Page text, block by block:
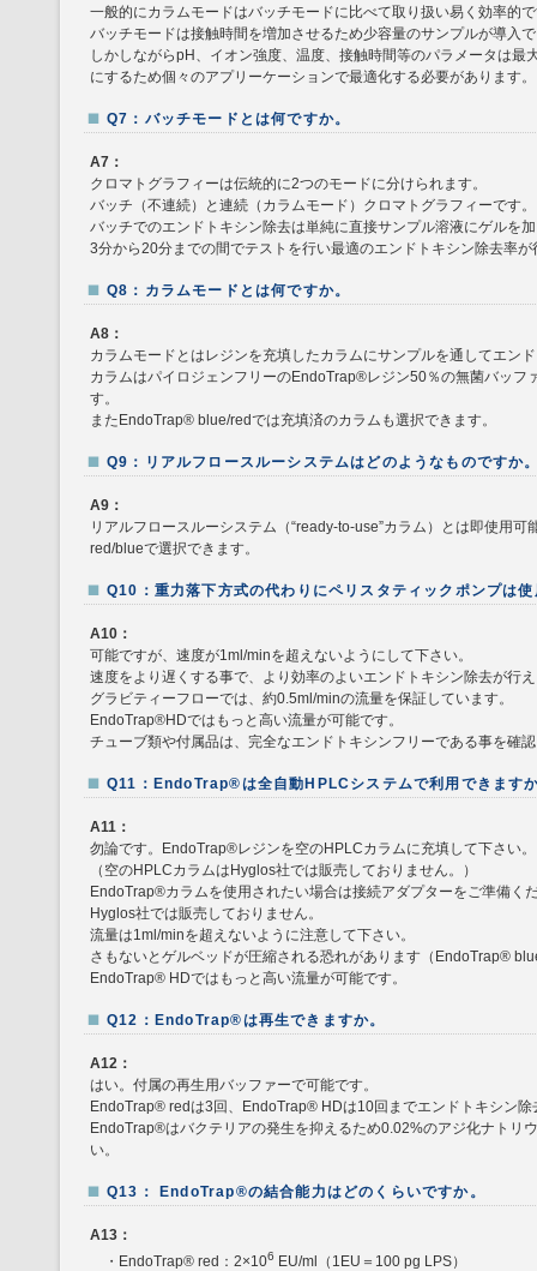
一般的にカラムモードはバッチモードに比べて取り扱い易く効率的
バッチモードは接触時間を増加させるため少容量のサンプルが導入
しかしながらpH、イオン強度、温度、接触時間等のパラメータは最
にするため個々のアプリーケーションで最適化する必要があります。
Q7：バッチモードとは何ですか。
A7：
クロマトグラフィーは伝統的に2つのモードに分けられます。
バッチ（不連続）と連続（カラムモード）クロマトグラフィーです。
バッチでのエンドトキシン除去は単純に直接サンプル溶液にゲルを
3分から20分までの間でテストを行い最適のエンドトキシン除去率
Q8：カラムモードとは何ですか。
A8：
カラムモードとはレジンを充填したカラムにサンプルを通してエン
カラムはパイロジェンフリーのEndoTrap®レジン50％の無菌バッフ
す。
またEndoTrap® blue/redでは充填済のカラムも選択できます。
Q9：リアルフロースルーシステムはどのようなものですか
A9：
リアルフロースルーシステム（“ready-to-use”カラム）とは即使用
red/blueで選択できます。
Q10：重力落下方式の代わりにペリスタティックポンプは
A10：
可能ですが、速度が1ml/minを超えないようにして下さい。
速度をより遅くする事で、より効率のよいエンドトキシン除去が行
グラビティーフローでは、約0.5ml/minの流量を保証しています。
EndoTrap®HDではもっと高い流量が可能です。
チューブ類や付属品は、完全なエンドトキシンフリーである事を確
Q11：EndoTrap®は全自動HPLCシステムで利用できます
A11：
勿論です。EndoTrap®レジンを空のHPLCカラムに充填して下さい。
（空のHPLCカラムはHyglos社では販売しておりません。）
EndoTrap®カラムを使用されたい場合は接続アダプターをご準備く
Hyglos社では販売しておりません。
流量は1ml/minを超えないように注意して下さい。
さもないとゲルベッドが圧縮される恐れがあります（EndoTrap®
EndoTrap® HDではもっと高い流量が可能です。
Q12：EndoTrap®は再生できますか。
A12：
はい。付属の再生用バッファーで可能です。
EndoTrap® redは3回、EndoTrap® HDは10回までエンドトキシン
EndoTrap®はバクテリアの発生を抑えるため0.02%のアジ化ナトリ
い。
Q13： EndoTrap®の結合能力はどのくらいですか。
A13：
・EndoTrap® red：2×106 EU/ml（1EU＝100 pg LPS）